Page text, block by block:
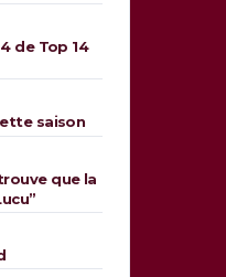
de Top 14
saison
que la